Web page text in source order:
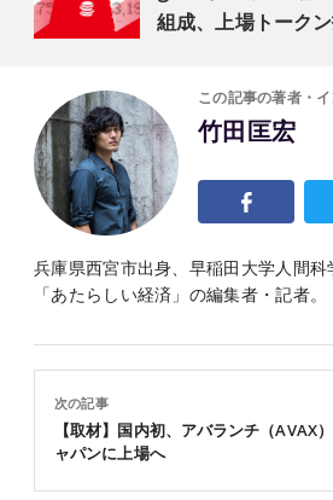
組成、上場トーク
この記事の著者・
竹田匡宏
兵庫県西宮市出身、早稲田大学人間科
「あたらしい経済」の編集者・記者。
次の記事
【取材】国内初、アバランチ（AVAX
ャパンに上場へ